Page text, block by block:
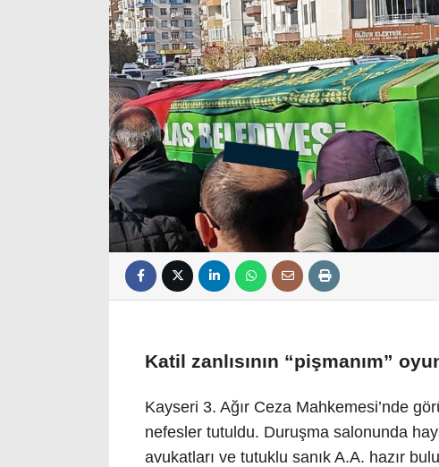
Katil zanlısının “pişmanım”
Kayseri 3. Ağır Ceza Mahkemesi’nde
nefesler tutuldu. Duruşma salonunda
avukatları ve tutuklu sanık A.A. hazır